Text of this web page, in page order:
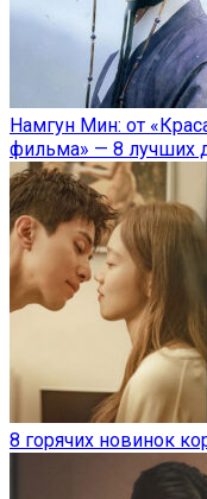
Намгун Мин: от
фильма» — 8 лучших
8 горячих новинок